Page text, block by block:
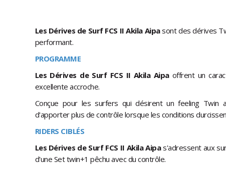
Les Dérives de Surf FCS II Akila Aipasont des dérives
performant.
PROGRAMME
Les Dérives de Surf FCS II Akila Aipaoffrent un
excellente accroche.
Conçue pour les surfers qui désirent un feeling Twin
d'apporter plus de contrôle lorsque les conditions
RIDERS CIBLÉS
Les Dérives de Surf FCS II Akila Aipas'adressent aux
d'une Set twin+1 pêchu avec du contrôle.